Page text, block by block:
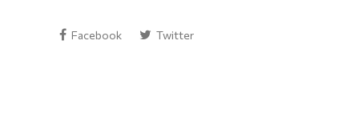
Facebook Twitter